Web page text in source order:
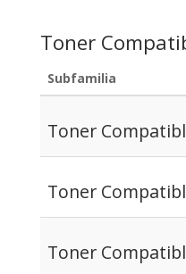
Toner
Subfamilia
Toner
Toner
Toner